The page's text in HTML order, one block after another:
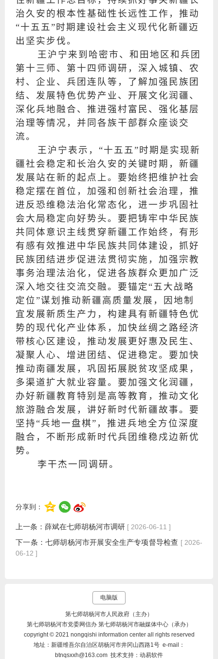
治久安的根本性基础性长远性工作，推动
“十五五”时期建设社会主义现代化新疆迈
出坚实步伐。
王沪宁来到哈密市、和田地区和兵团
第十三师、第十四师调研，深入城镇、农
村、企业、兵团连队等，了解加强民族团
结、发展特色优势产业、开展文化润疆、
深化兵地融合、推进强村富民、强化基层
治理等情况，并同各族干部群众座谈交
流。
王沪宁表示，“十五五”时期是实现新
疆社会稳定和长治久安的关键时期，新疆
发展站在新的起点上。要始终把维护社会
稳定摆在首位，加强和创新社会治理，推
进反恐维稳法治化常态化，进一步巩固社
会大局稳定向好势头。要把铸牢中华民族
共同体意识主线贯穿新疆工作始终，有形
有感有效推进中华民族共同体建设，抓好
民族团结进步促进法贯彻实施，加强宗教
事务治理法治化，促进各族群众更加广泛
深入地交往交流交融。要锚定“五大战略
定位”谋划推动新疆高质量发展，因地制
宜发展新质生产力，构建具有新疆特色优
势的现代化产业体系，加快丝绸之路经济
带核心区建设，推动发展更好惠及民生、
凝聚人心、增进团结、促进稳定。要加快
推动南疆发展，巩固拓展脱贫攻坚成果，
多渠道扩大就业容量。要加强文化润疆，
办好新疆教育特别是高等教育，推动文化
旅游融合发展，讲好新时代新疆故事。要
坚持“兵地一盘棋”，推进兵地全方位深度
融合，不断形成新时代兵团维稳戍边新优
势。
李干杰一同调研。
分享到：
上一条：薛斌在七师胡杨河市调研 [ 2026-06-11 ]
下一条： 七师胡杨河市开展安全生产专项督导检查 [ 2026-
06-12 ]
电脑版
第七师胡杨河市人民政府（主办）
第七师胡杨河市党委网信办 第七师胡杨河市融媒体中心（承办）
copyright © 2021 nongqishi information center all rights reserved
地址：新疆维吾尔自治区胡杨河市井冈山西路1号 e-mail：
btnqsxxh@163.com 技术支持：动易软件